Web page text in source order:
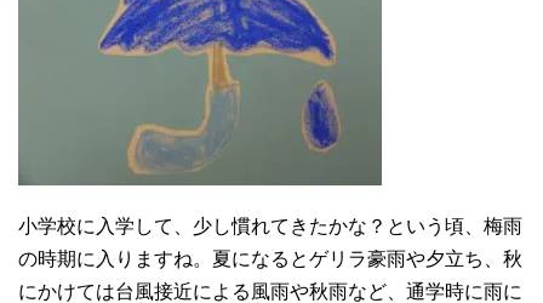
小学校に入学して、少し慣れてきたかな？という頃、梅雨
の時期に入りますね。夏になるとゲリラ豪雨や夕立ち、秋
にかけては台風接近による風雨や秋雨など、通学時に雨に